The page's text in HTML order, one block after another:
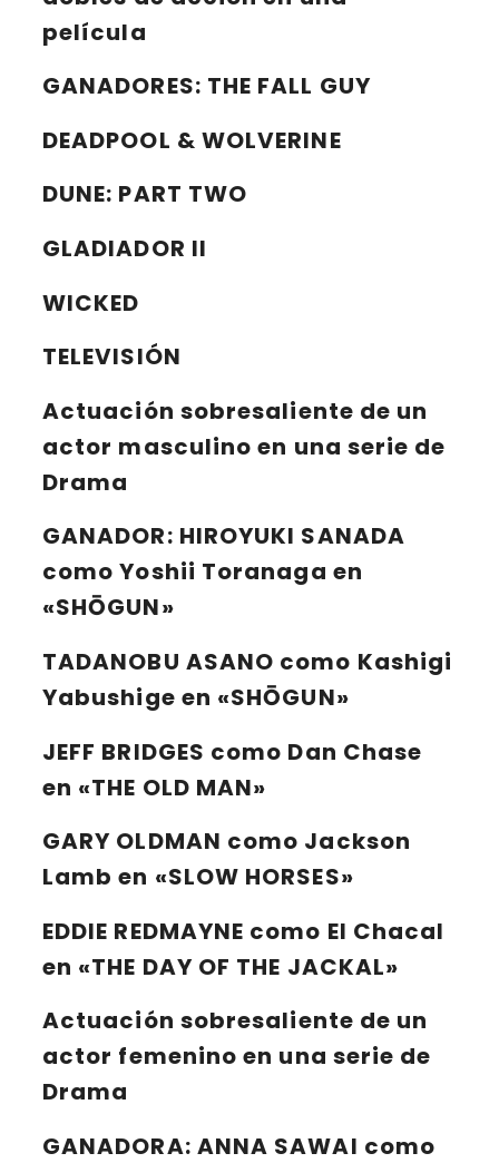
película
GANADORES: THE FALL GUY
DEADPOOL & WOLVERINE
DUNE: PART TWO
GLADIADOR II
WICKED
TELEVISIÓN
Actuación sobresaliente de un
actor masculino en una serie de
Drama
GANADOR: HIROYUKI SANADA
como Yoshii Toranaga en
«SHŌGUN»
TADANOBU ASANO como Kashigi
Yabushige en «SHŌGUN»
JEFF BRIDGES como Dan Chase
en «THE OLD MAN»
GARY OLDMAN como Jackson
Lamb en «SLOW HORSES»
EDDIE REDMAYNE como El Chacal
en «THE DAY OF THE JACKAL»
Actuación sobresaliente de un
actor femenino en una serie de
Drama
GANADORA: ANNA SAWAI como